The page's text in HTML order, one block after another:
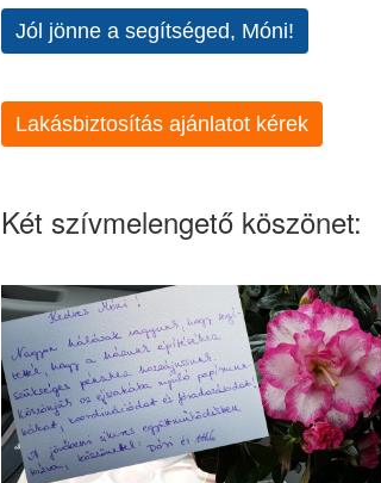
Jól jönne a segítséged, Móni!
Lakásbiztosítás ajánlatot kérek
Két szívmelengető köszönet: